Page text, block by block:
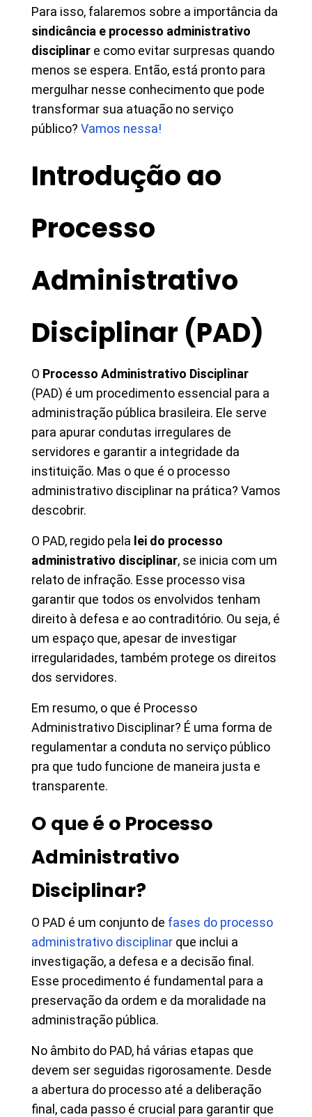
Para isso, falaremos sobre a importância da
sindicância e processo administrativo
disciplinar e como evitar surpresas quando
menos se espera. Então, está pronto para
mergulhar nesse conhecimento que pode
transformar sua atuação no serviço
público? Vamos nessa!
Introdução ao
Processo
Administrativo
Disciplinar (PAD)
O Processo Administrativo Disciplinar
(PAD) é um procedimento essencial para a
administração pública brasileira. Ele serve
para apurar condutas irregulares de
servidores e garantir a integridade da
instituição. Mas o que é o processo
administrativo disciplinar na prática? Vamos
descobrir.
O PAD, regido pela lei do processo
administrativo disciplinar, se inicia com um
relato de infração. Esse processo visa
garantir que todos os envolvidos tenham
direito à defesa e ao contraditório. Ou seja, é
um espaço que, apesar de investigar
irregularidades, também protege os direitos
dos servidores.
Em resumo, o que é Processo
Administrativo Disciplinar? É uma forma de
regulamentar a conduta no serviço público
pra que tudo funcione de maneira justa e
transparente.
O que é o Processo
Administrativo
Disciplinar?
O PAD é um conjunto de fases do processo
administrativo disciplinar que inclui a
investigação, a defesa e a decisão final.
Esse procedimento é fundamental para a
preservação da ordem e da moralidade na
administração pública.
No âmbito do PAD, há várias etapas que
devem ser seguidas rigorosamente. Desde
a abertura do processo até a deliberação
final, cada passo é crucial para garantir que